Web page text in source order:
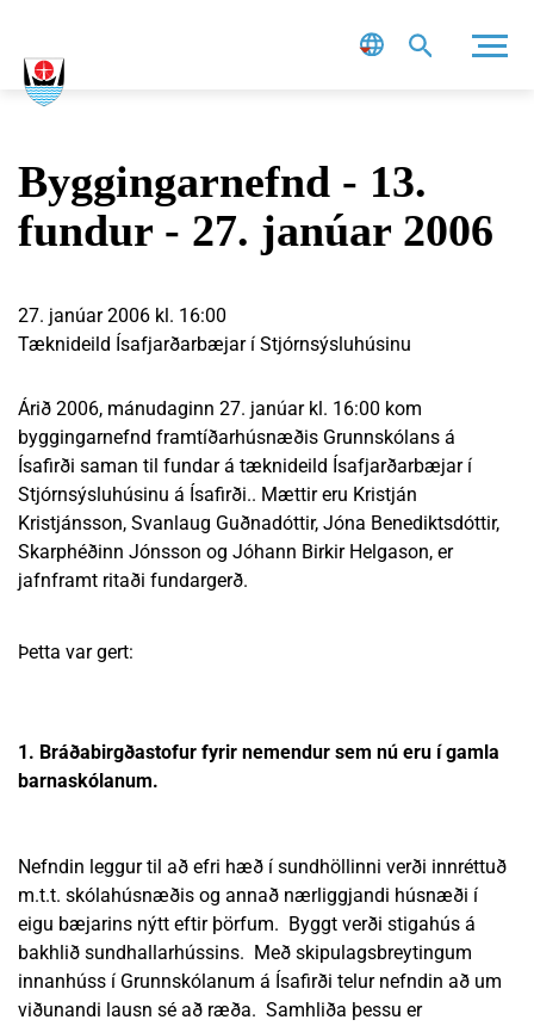
Byggingarnefnd - 13.
fundur - 27. janúar 2006
27. janúar 2006 kl. 16:00
Tæknideild Ísafjarðarbæjar í Stjórnsýsluhúsinu
Árið 2006, mánudaginn 27. janúar kl. 16:00 kom
byggingarnefnd framtíðarhúsnæðis Grunnskólans á
Ísafirði saman til fundar á tæknideild Ísafjarðarbæjar í
Stjórnsýsluhúsinu á Ísafirði.. Mættir eru Kristján
Kristjánsson, Svanlaug Guðnadóttir, Jóna Benediktsdóttir,
Skarphéðinn Jónsson og Jóhann Birkir Helgason, er
jafnframt ritaði fundargerð.
Þetta var gert:
1. Bráðabirgðastofur fyrir nemendur sem nú eru í gamla
barnaskólanum.
Nefndin leggur til að efri hæð í sundhöllinni verði innréttuð
m.t.t. skólahúsnæðis og annað nærliggjandi húsnæði í
eigu bæjarins nýtt eftir þörfum. Byggt verði stigahús á
bakhlið sundhallarhússins. Með skipulagsbreytingum
innanhúss í Grunnskólanum á Ísafirði telur nefndin að um
viðunandi lausn sé að ræða. Samhliða þessu er